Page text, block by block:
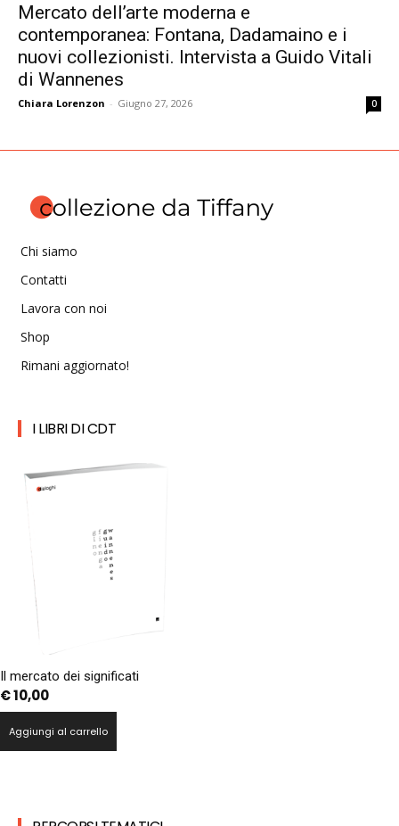
Mercato dell’arte moderna e
contemporanea: Fontana, Dadamaino e i
nuovi collezionisti. Intervista a Guido Vitali
di Wannenes
Chiara Lorenzon - Giugno 27, 2026 0
Chi siamo
Contatti
Lavora con noi
Shop
Rimani aggiornato!
I LIBRI DI CDT
Il mercato dei significati
€10,00
Aggiungi al carrello